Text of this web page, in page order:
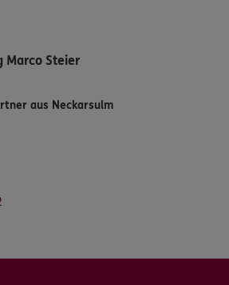
Marco Steier
aus Neckarsulm